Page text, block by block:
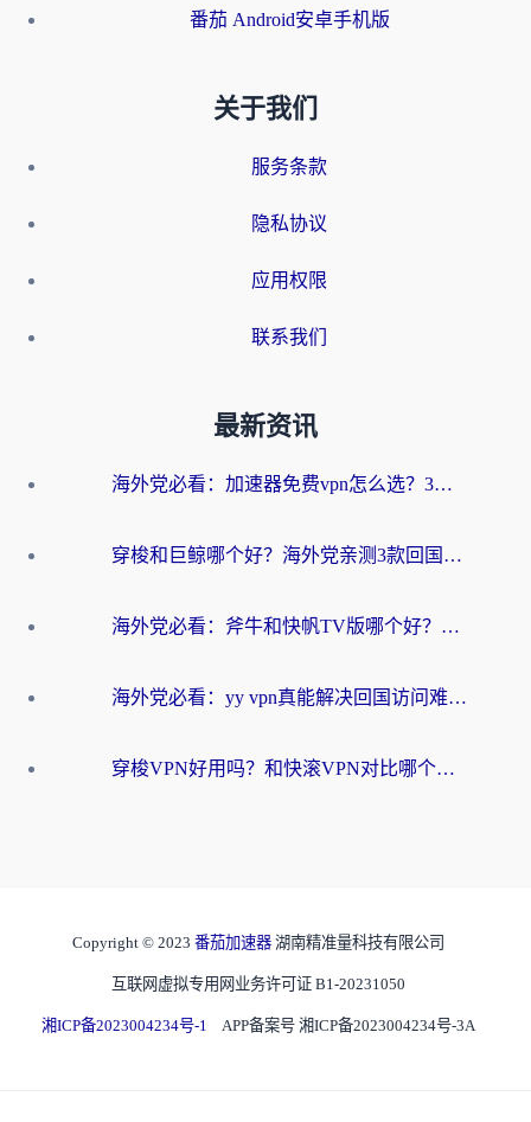
番茄 Android安卓手机版
关于我们
服务条款
隐私协议
应用权限
联系我们
最新资讯
海外党必看：加速器免费vpn怎么选？3步教你无缝访问国内资源
穿梭和巨鲸哪个好？海外党亲测3款回国加速器，教你避开90%的坑
海外党必看：斧牛和快帆TV版哪个好？3分钟选对回国加速器，无缝刷B站、追热剧
海外党必看：yy vpn真能解决回国访问难题？附云极initap测评+免费方案对比
穿梭VPN好用吗？和快滚VPN对比哪个回国效果更好？海外党选回国加速器必看指南
Copyright © 2023 番茄加速器 湖南精准量科技有限公司
互联网虚拟专用网业务许可证 B1-20231050
湘ICP备2023004234号-1 APP备案号 湘ICP备2023004234号-3A